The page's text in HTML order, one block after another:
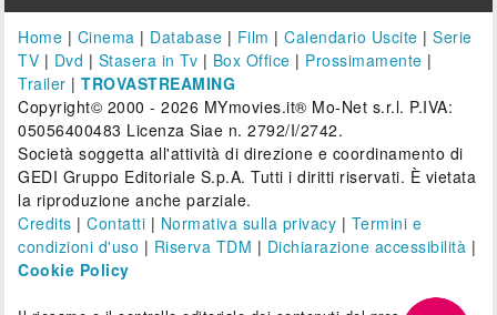
Home | Cinema | Database | Film |Calendario Uscite |Serie
TV | Dvd | Stasera in Tv | Box Office | Prossimamente |
Trailer |TROVASTREAMING
Copyright© 2000 - 2026 MYmovies.it® Mo-Net s.r.l. P.IVA:
05056400483 Licenza Siae n. 2792/I/2742.
Società soggetta all'attività di direzione e coordinamento di
GEDI Gruppo Editoriale S.p.A. Tutti i diritti riservati. È vietata
la riproduzione anche parziale.
Credits |Contatti | Normativa sulla privacy | Termini e
condizioni d'uso | Riserva TDM | Dichiarazione accessibilità |
Cookie Policy